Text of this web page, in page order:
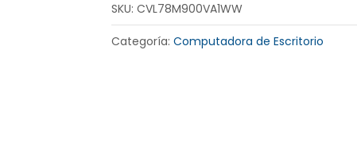
SKU: CVL78M900VA1WW
Categoría: Computadora de Escritorio